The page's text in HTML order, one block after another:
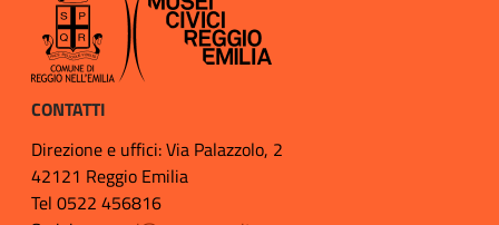
CONTATTI
Direzione e uffici: Via Palazzolo, 2
42121 Reggio Emilia
Tel 0522 456816